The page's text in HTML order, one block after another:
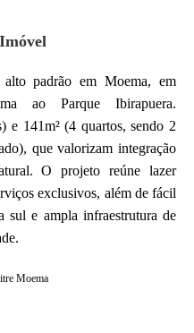
alto padrão em Moema, em
ao Parque Ibirapuera.
e 141m² (4 quartos, sendo 2
que valorizam integração
O projeto reúne lazer
exclusivos, além de fácil
sul e ampla infraestrutura de
Moema